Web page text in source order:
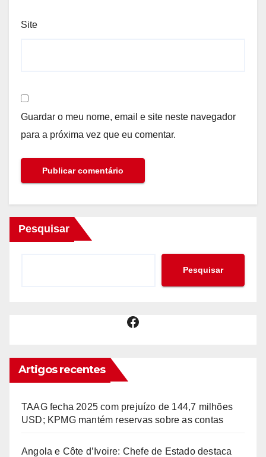
Site
Guardar o meu nome, email e site neste navegador
para a próxima vez que eu comentar.
Pesquisar
Pesquisar
Facebook
Artigos recentes
TAAG fecha 2025 com prejuízo de 144,7 milhões
USD; KPMG mantém reservas sobre as contas
Angola e Côte d’Ivoire: Chefe de Estado destaca